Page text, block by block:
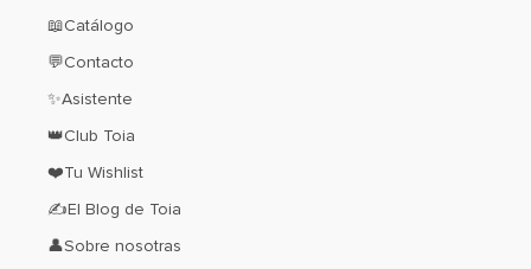
📖Catálogo
💬Contacto
✨Asistente
👑Club Toia
❤️Tu Wishlist
✍El Blog de Toia
👤Sobre nosotras